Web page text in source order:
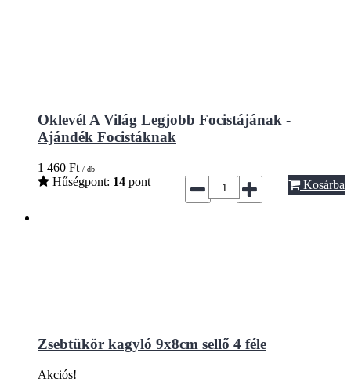
Oklevél A Világ Legjobb Focistájának -
Ajándék Focistáknak
1 460 Ft / db
Hűségpont: 14 pont Kosárba
Zsebtükör kagyló 9x8cm sellő 4 féle
Akciós!